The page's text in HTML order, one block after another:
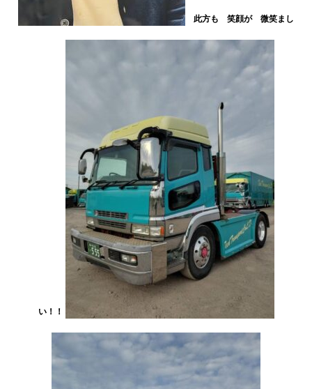
此方も 笑顔が 微笑まし
い！！